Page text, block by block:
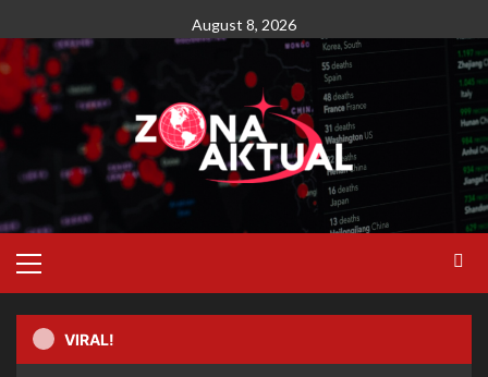
to
content
August 8, 2026
Menu
VIRAL!